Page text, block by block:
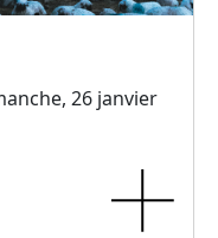
26 janvier